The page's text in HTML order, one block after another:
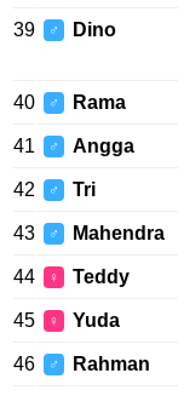
39 ♂ Dino
40 ♂ Rama
41 ♂ Angga
42 ♂ Tri
43 ♂ Mahendra
44 ♀ Teddy
45 ♀ Yuda
46 ♂ Rahman